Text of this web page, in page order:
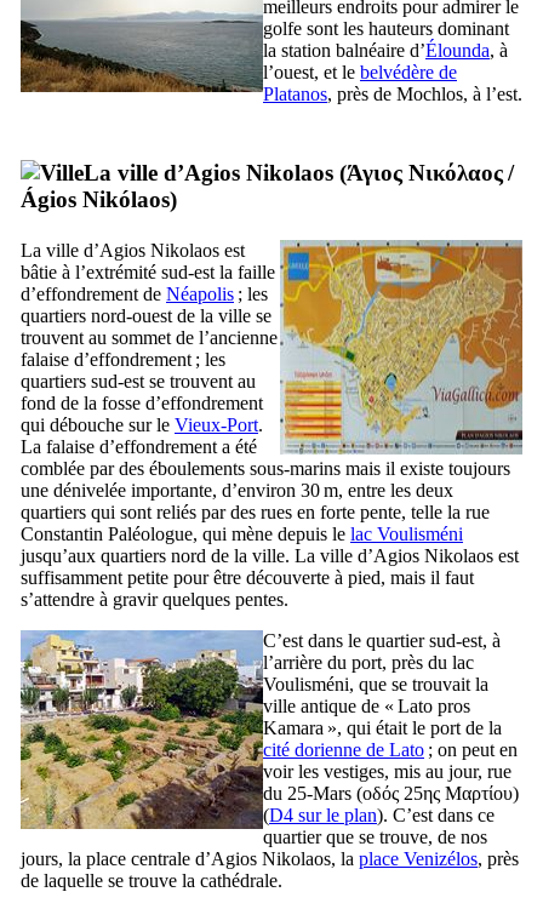
meilleurs endroits pour admirer le
golfe sont les hauteurs dominant
la station balnéaire d’Élounda, à
l’ouest, et le belvédère de
Platanos, près de Mochlos, à l’est.
La ville d’Agios Nikolaos (Άγιος Νικόλαος/
Ágios Nikólaos)
La ville d’Agios Nikolaos est
bâtie à l’extrémité sud-est la faille
d’effondrement de Néapolis ; les
quartiers nord-ouest de la ville se
trouvent au sommet de l’ancienne
falaise d’effondrement ; les
quartiers sud-est se trouvent au
fond de la fosse d’effondrement
qui débouche sur le Vieux-Port.
La falaise d’effondrement a été
comblée par des éboulements sous-marins mais il existe toujours
une dénivelée importante, d’environ 30 m, entre les deux
quartiers qui sont reliés par des rues en forte pente, telle la rue
Constantin Paléologue, qui mène depuis le lac Voulisméni
jusqu’aux quartiers nord de la ville. La ville d’Agios Nikolaos est
suffisamment petite pour être découverte à pied, mais il faut
s’attendre à gravir quelques pentes.
C’est dans le quartier sud-est, à
l’arrière du port, près du lac
Voulisméni, que se trouvait la
ville antique de « Lato pros
Kamara », qui était le port de la
cité dorienne de Lato ; on peut en
voir les vestiges, mis au jour, rue
du 25-Mars (οδός 25ης Μαρτίου)
(D4 sur le plan). C’est dans ce
quartier que se trouve, de nos
jours, la place centrale d’Agios Nikolaos, la place Venizélos, près
de laquelle se trouve la cathédrale.